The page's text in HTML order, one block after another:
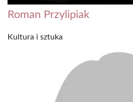
Roman Przylipiak
Kultura i sztuka